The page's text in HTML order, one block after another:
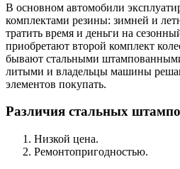
В основном автомобили
комплектами резины: зимней и
тратить время и деньги на
приобретают второй комплект
бывают стальными
литыми и владельцы машины
элементов покупать.
Различия стальных
Низкой цена.
Ремонтопригодностью.